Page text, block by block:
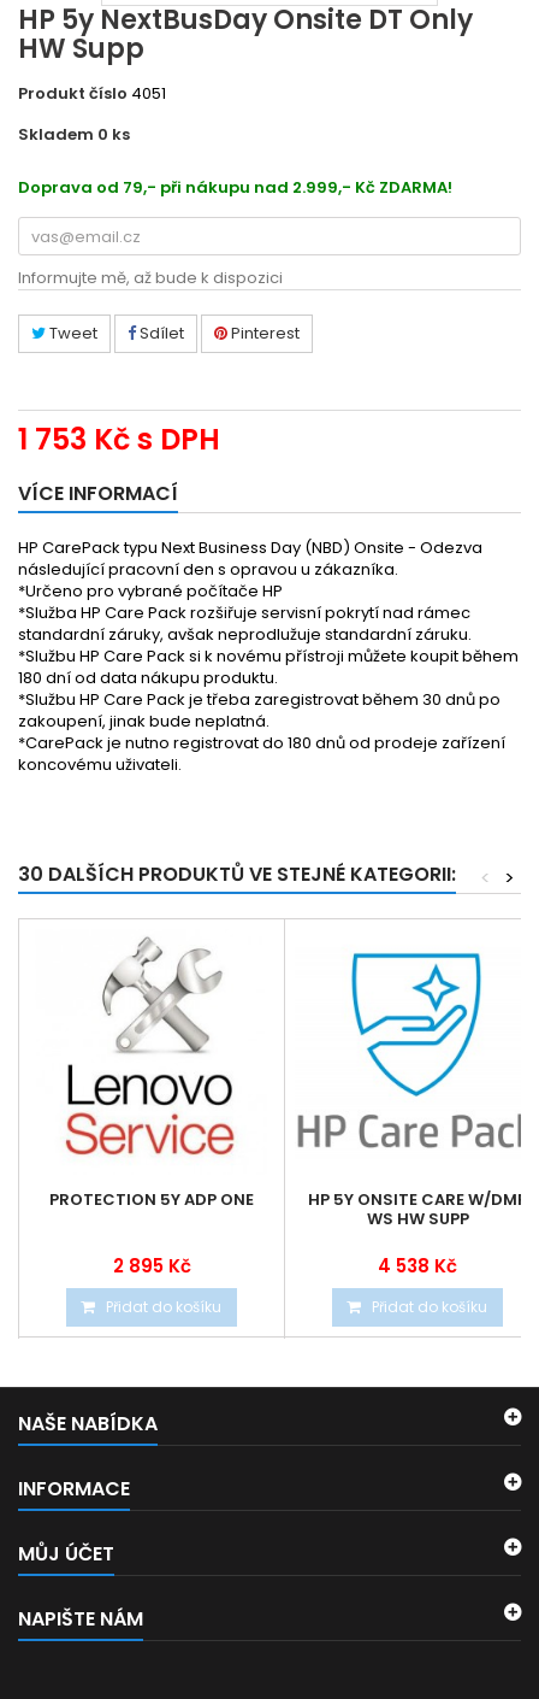
HP 5y NextBusDay Onsite DT Only
HW Supp
Produkt číslo 4051
Skladem 0 ks
Doprava od 79,- při nákupu nad 2.999,- Kč ZDARMA!
Informujte mě, až bude k dispozici
Tweet Sdílet Pinterest
1 753 Kčs DPH
VÍCE INFORMACÍ
HP CarePack typu Next Business Day (NBD) Onsite - Odezva
následující pracovní den s opravou u zákazníka.
*Určeno pro vybrané počítače HP
*Služba HP Care Pack rozšiřuje servisní pokrytí nad rámec
standardní záruky, avšak neprodlužuje standardní záruku.
*Službu HP Care Pack si k novému přístroji můžete koupit během
180 dní od data nákupu produktu.
*Službu HP Care Pack je třeba zaregistrovat během 30 dnů po
zakoupení, jinak bude neplatná.
*CarePack je nutno registrovat do 180 dnů od prodeje zařízení
koncovému uživateli.
30 DALŠÍCH PRODUKTŮ VE STEJNÉ KATEGORII: >
<
PROTECTION 5Y ADP ONE
2 895 Kč
Přidat do košíku
HP 5Y ONSITE CARE W/DMR
WS HW SUPP
4 538 Kč
Přidat do košíku
NAŠE NABÍDKA
INFORMACE
MŮJ ÚČET
NAPIŠTE NÁM